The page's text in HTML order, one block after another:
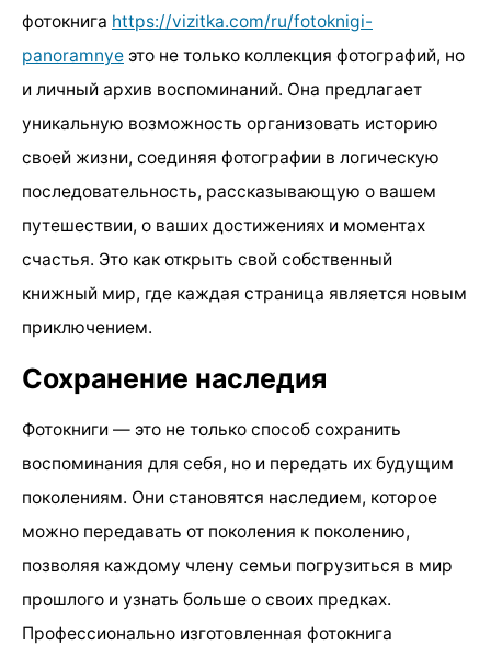
фотокнига https://vizitka.com/ru/fotoknigi-
panoramnye это не только коллекция фотографий, но
и личный архив воспоминаний. Она предлагает
уникальную возможность организовать историю
своей жизни, соединяя фотографии в логическую
последовательность, рассказывающую о вашем
путешествии, о ваших достижениях и моментах
счастья. Это как открыть свой собственный
книжный мир, где каждая страница является новым
приключением.
Сохранение наследия
Фотокниги — это не только способ сохранить
воспоминания для себя, но и передать их будущим
поколениям. Они становятся наследием, которое
можно передавать от поколения к поколению,
позволяя каждому члену семьи погрузиться в мир
прошлого и узнать больше о своих предках.
Профессионально изготовленная фотокнига